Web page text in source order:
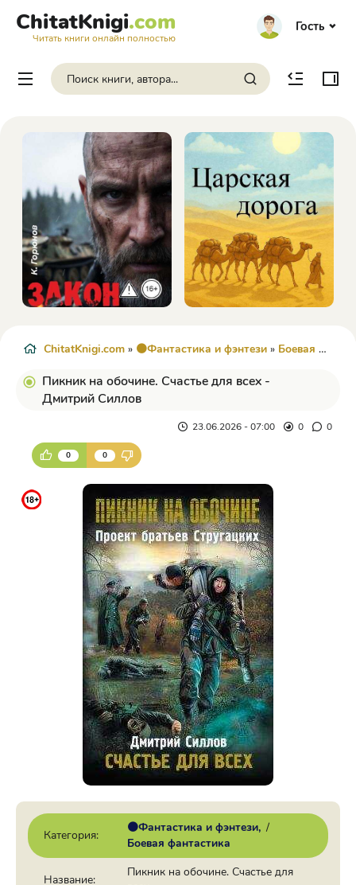
ChitatKnigi.com
Читать книги онлайн полностью
Гость
ChitatKnigi.com » 🟠Фантастика и фэнтези » Боевая фантастика
Пикник на обочине. Счастье для всех -
Дмитрий Силлов
23.06.2026 - 07:00 0 0
0 0
Категория:
🟠Фантастика и фэнтези /
Боевая фантастика
Название:
Пикник на обочине. Счастье для